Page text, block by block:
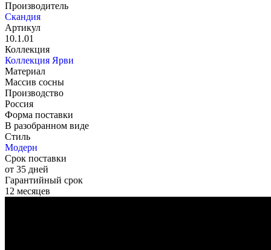
Производитель
Скандия
Артикул
10.1.01
Коллекция
Коллекция Ярви
Материал
Массив сосны
Производство
Россия
Форма поставки
В разобранном виде
Стиль
Модерн
Срок поставки
от 35 дней
Гарантийный срок
12 месяцев